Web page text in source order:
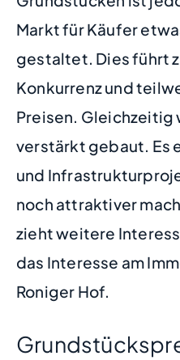
Markt für Käufer
gestaltet. Dies führt
Konkurrenz und
Preisen. Gleichzeitig
verstärkt gebaut. Es
und
noch attraktiver
zieht weitere
das Interesse am
Roniger Hof.